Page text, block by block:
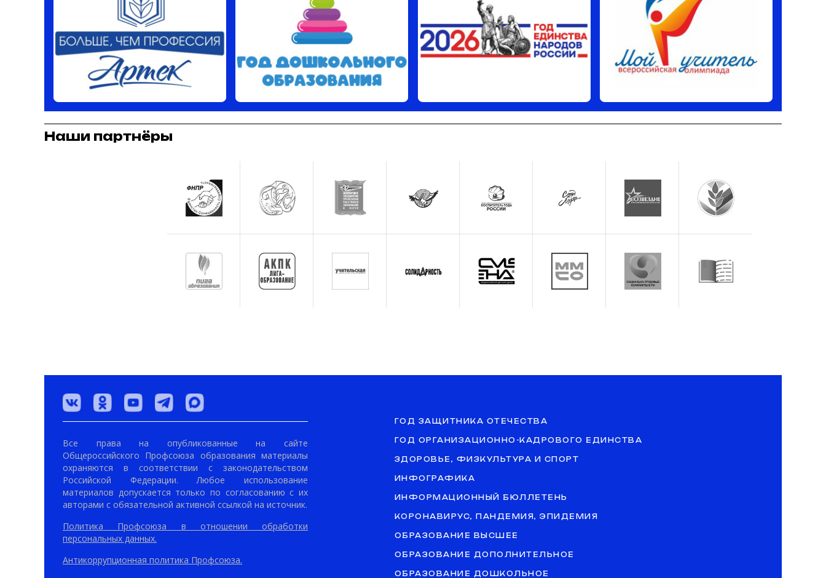
Наши партнёры
Все права на опубликованные на сайте
Общероссийского Профсоюза образования материалы
охраняются в соответствии с законодательством
Российской Федерации. Любое использование
материалов допускается только по согласованию с их
авторами с обязательной активной ссылкой на источник.
Политика Профсоюза в отношении обработки
персональных данных.
Антикоррупционная политика Профсоюза.
ГОД ЗАЩИТНИКА ОТЕЧЕСТВА
ГОД ОРГАНИЗАЦИОННО-КАДРОВОГО ЕДИНСТВА
ЗДОРОВЬЕ, ФИЗКУЛЬТУРА И СПОРТ
ИНФОГРАФИКА
ИНФОРМАЦИОННЫЙ БЮЛЛЕТЕНЬ
КОРОНАВИРУС, ПАНДЕМИЯ, ЭПИДЕМИЯ
ОБРАЗОВАНИЕ ВЫСШЕЕ
ОБРАЗОВАНИЕ ДОПОЛНИТЕЛЬНОЕ
ОБРАЗОВАНИЕ ДОШКОЛЬНОЕ